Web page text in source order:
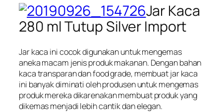
Jar Kaca
280 ml Tutup Silver Import
Jar kaca ini cocok digunakan untuk mengemas
aneka macam jenis produk makanan. Dengan bahan
kaca transparan dan food grade, membuat jar kaca
ini banyak diminati oleh produsen untuk mengemas
produk mereka dikarenakan membuat produk yang
dikemas menjadi lebih cantik dan elegan.